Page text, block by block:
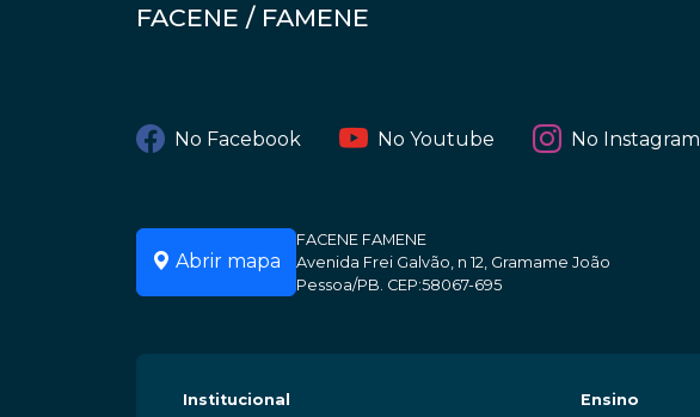
FACENE / FAMENE
No Facebook No Youtube No Instagram
Abrir mapa
FACENE FAMENE
Avenida Frei Galvão, n 12, Gramame João
Pessoa/PB. CEP:58067-695
Institucional
Ensino